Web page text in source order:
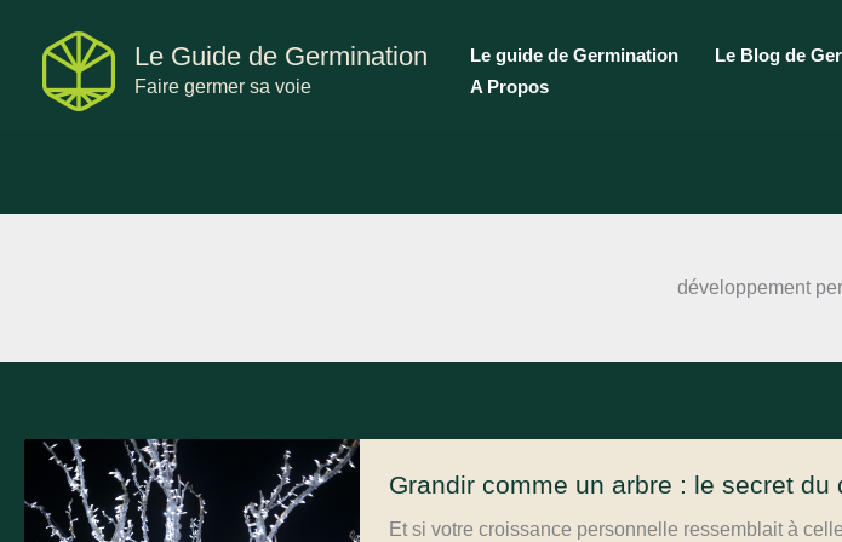
Le Guide de Germination
Faire germer sa voie
Le guide de Germination Le Blog de
A Propos
développement
Grandir comme un arbre : le secret du
Et si votre croissance personnelle ressemblait à